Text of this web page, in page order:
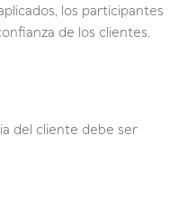
los participantes
de los clientes.
del cliente debe ser